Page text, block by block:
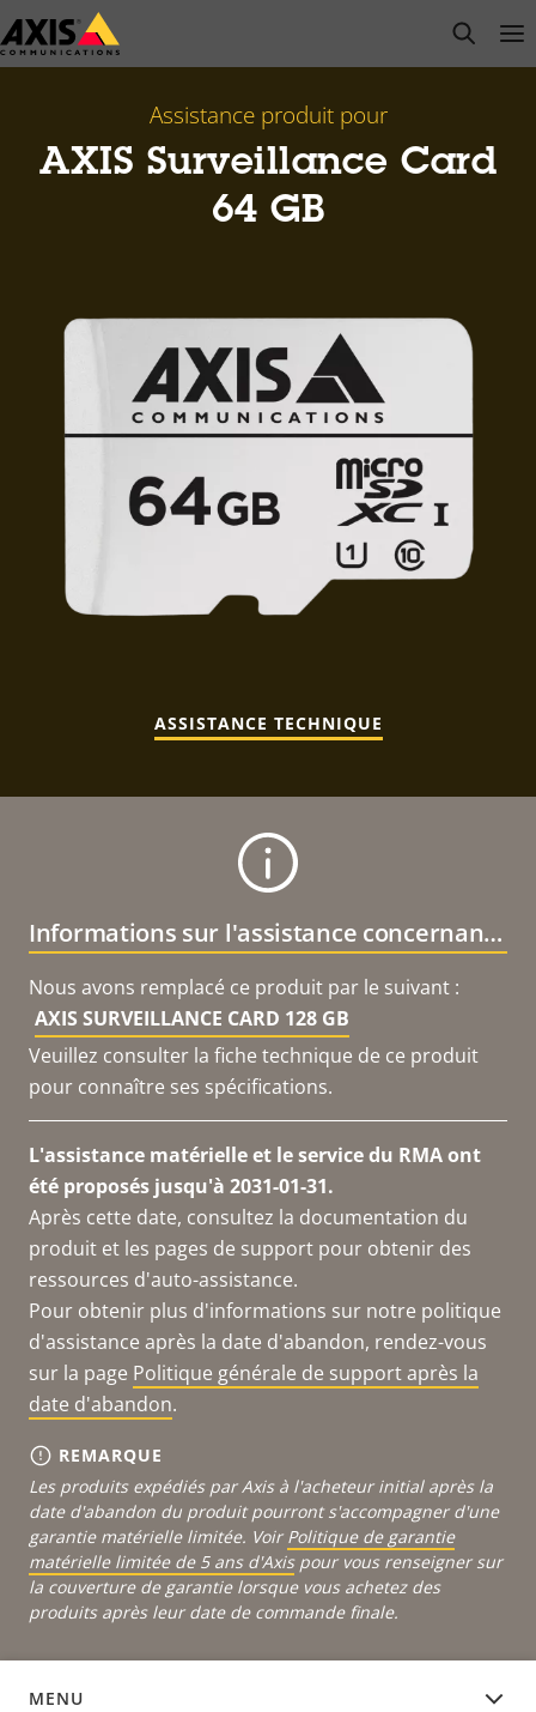
Passer
au
open
Assistance produit pour
AXIS Surveillance Card
64 GB
ASSISTANCE TECHNIQUE
Informations sur l'assistance concernant le produit
Nous avons remplacé ce produit par le suivant :
AXIS SURVEILLANCE CARD 128 GB
Veuillez consulter la fiche technique de ce produit
pour connaître ses spécifications.
L'assistance matérielle et le service du RMA ont
été proposés jusqu'à 2031-01-31.
Après cette date, consultez la documentation du
produit et les pages de support pour obtenir des
ressources d'auto-assistance.
Pour obtenir plus d'informations sur notre politique
d'assistance après la date d'abandon, rendez-vous
sur la page Politique générale de support après la
date d'abandon.
REMARQUE
Les produits expédiés par Axis à l'acheteur initial après la
date d'abandon du produit pourront s'accompagner d'une
garantie matérielle limitée. Voir Politique de garantie
matérielle limitée de 5 ans d'Axispour vous renseigner sur
la couverture de garantie lorsque vous achetez des
produits après leur date de commande finale.
MENU
DOCUMENTATION